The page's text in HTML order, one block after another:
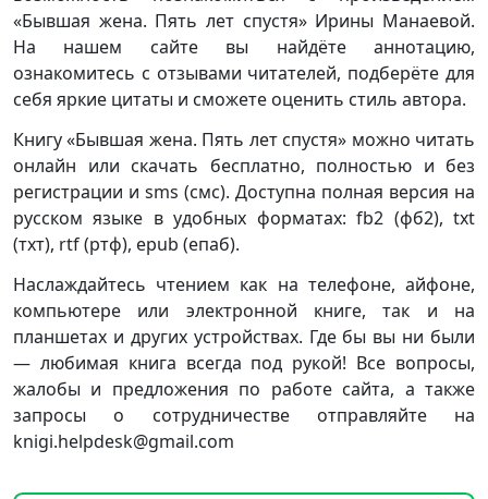
«Бывшая жена. Пять лет спустя» Ирины Манаевой.
На нашем сайте вы найдёте аннотацию,
ознакомитесь с отзывами читателей, подберёте для
себя яркие цитаты и сможете оценить стиль автора.
Книгу «Бывшая жена. Пять лет спустя» можно читать
онлайн или скачать бесплатно, полностью и без
регистрации и sms (смс). Доступна полная версия на
русском языке в удобных форматах: fb2 (фб2), txt
(тхт), rtf (ртф), epub (епаб).
Наслаждайтесь чтением как на телефоне, айфоне,
компьютере или электронной книге, так и на
планшетах и других устройствах. Где бы вы ни были
— любимая книга всегда под рукой! Все вопросы,
жалобы и предложения по работе сайта, а также
запросы о сотрудничестве отправляйте на
knigi.helpdesk@gmail.com